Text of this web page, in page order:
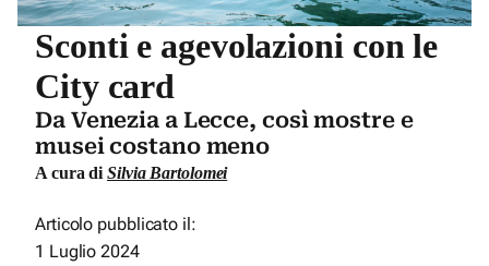
Sconti e agevolazioni con le
City card
Da Venezia a Lecce, così mostre e
musei costano meno
A cura di Silvia Bartolomei
Articolo pubblicato il:
1 Luglio 2024